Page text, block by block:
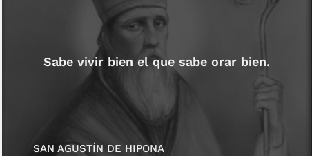
Sabe vivir bien el que sabe orar bien.
SAN AGUSTÍN DE HIPONA